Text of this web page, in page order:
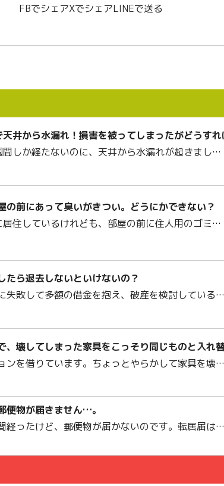
FBでシェアXでシェアLINEで送る
井から水漏れ！損害を被ってしまったがどうすれ
しか経たないのに、天井から水漏れが起きまし…
の前にあって臭いがきつい。どうにかできない？
居住しているけれども、部屋の前に住人用のゴミ…
たら退去しないといけないの？
失敗して多額の借金を抱え、破産を検討している…
、壊してしまった家具をこっそり同じものと入れ
ンを借りています。ちょっとやらかして家具を壊…
便物が届きません…。
経ったけど、郵便物が届かないのです。転居届は…